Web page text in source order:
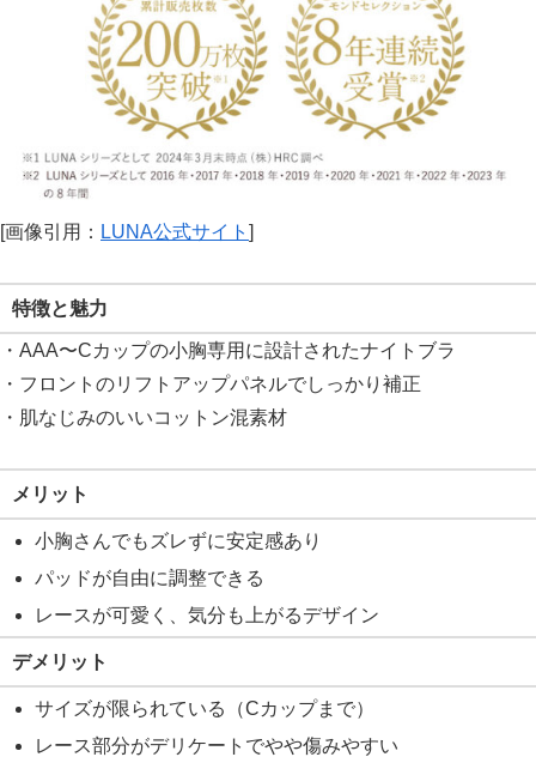
[画像引用： LUNA公式サイト ]
特徴と魅力
・AAA〜Cカップの小胸専用に設計されたナイトブラ
・フロントのリフトアップパネルでしっかり補正
・肌なじみのいいコットン混素材
メリット
小胸さんでもズレずに安定感あり
パッドが自由に調整できる
レースが可愛く、気分も上がるデザイン
デメリット
サイズが限られている（Cカップまで）
レース部分がデリケートでやや傷みやすい